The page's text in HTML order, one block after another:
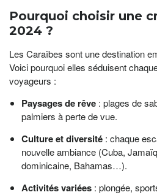
Pourquoi choisir une
2024 ?
Les Caraïbes sont une destination
Voici pourquoi elles séduisent
voyageurs :
Paysages de rêve : plages de
palmiers à perte de vue.
Culture et diversité : chaque
nouvelle ambiance (Cuba,
dominicaine, Bahamas…).
Activités variées : plongée,